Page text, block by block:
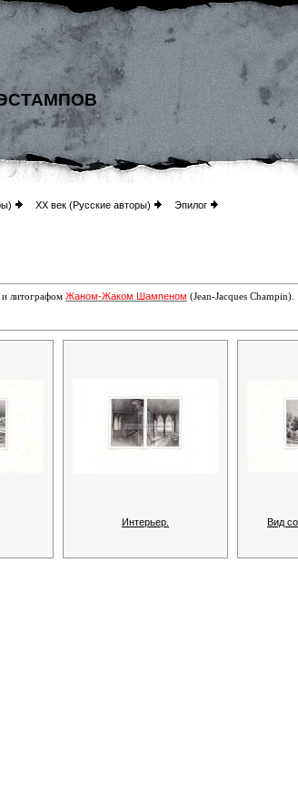
XX век (Русские авторы) Эпилог
и литографом Жаном-Жаком Шампеном (Jean-Jacques Champin).
Интерьер. Вид